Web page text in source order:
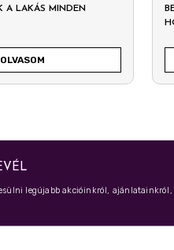
A LAKÁS MINDEN
legújabb akcióinkról,